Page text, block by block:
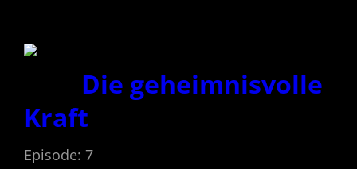
Die geheimnisvolle
Kraft
Episode: 7